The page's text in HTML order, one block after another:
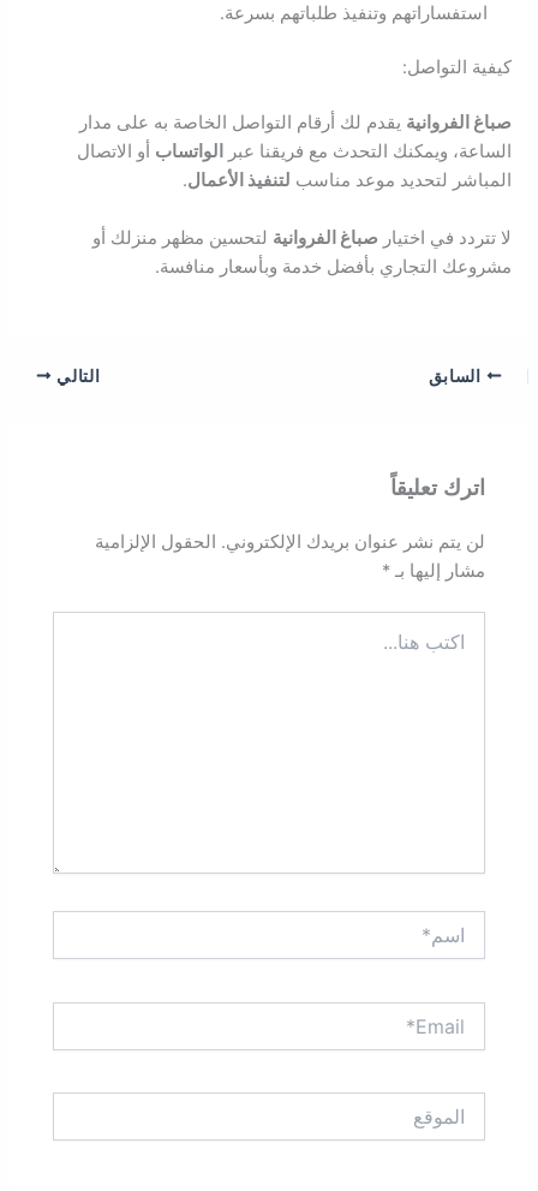
استفساراتهم وتنفيذ طلباتهم بسرعة.
كيفية التواصل:
صباغ الفروانية يقدم لك أرقام التواصل الخاصة به على مدار
الساعة، ويمكنك التحدث مع فريقنا عبر
الواتساب أو الاتصال
المباشر لتحديد موعد مناسب لتنفيذ الأعمال.
لا تتردد في اختيار صباغ الفروانية لتحسين مظهر منزلك أو
مشروعك التجاري بأفضل خدمة وبأسعار منافسة.
السابق التالي
اترك تعليقاً
لن يتم نشر عنوان بريدك الإلكتروني. الحقول الإلزامية
مشار إليها بـ*
هنا...